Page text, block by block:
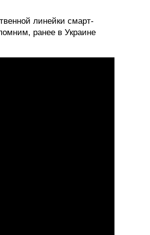
линейки смарт-
ранее в Украине